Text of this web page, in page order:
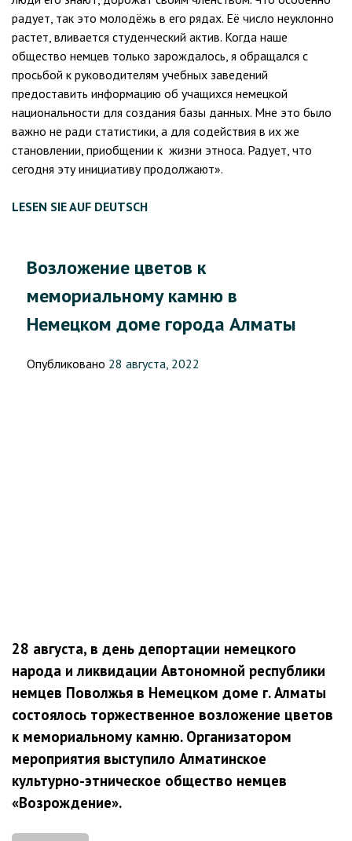
радует, так это молодёжь в его рядах. Её число неуклонно
растет, вливается студенческий актив. Когда наше
общество немцев только зарождалось, я обращался с
просьбой к руководителям учебных заведений
предоставить информацию об учащихся немецкой
национальности для создания базы данных. Мне это было
важно не ради статистики, а для содействия в их же
становлении, приобщении к жизни этноса. Радует, что
сегодня эту инициативу продолжают».
LESEN SIE AUF DEUTSCH
Возложение цветов к
мемориальному камню в
Немецком доме города Алматы
Опубликовано 28 августа, 2022
28 августа, в день депортации немецкого
народа и ликвидации Автономной республики
немцев Поволжья в Немецком доме г. Алматы
состоялось торжественное возложение цветов
к мемориальному камню. Организатором
мероприятия выступило Алматинское
культурно-этническое общество немцев
«Возрождение».